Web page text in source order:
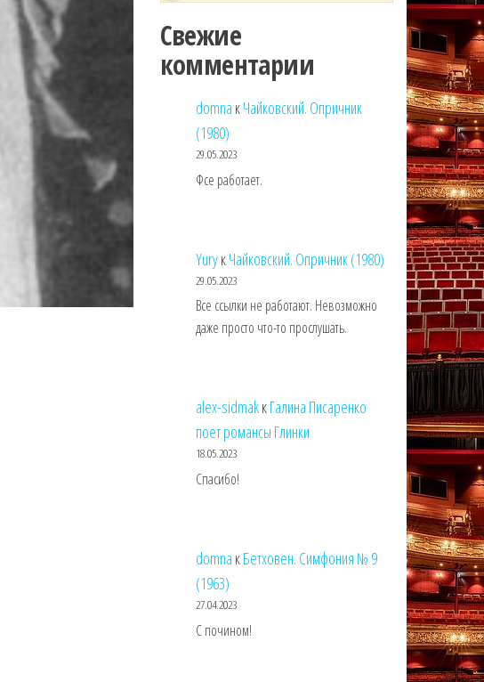
Свежие
комментарии
domna кЧайковский. Опричник
(1980)
29.05.2023
Фсе работает.
YuryкЧайковский. Опричник (1980)
29.05.2023
Все ссылки не работают. Невозможно
даже просто что-то прослушать.
alex-sidmakкГалина Писаренко
поет романсы Глинки
18.05.2023
Спасибо!
domna кБетховен. Симфония № 9
(1963)
27.04.2023
С почином!